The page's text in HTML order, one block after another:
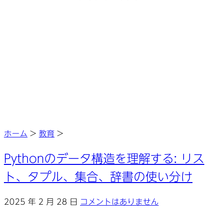
ホーム > 教育 >
Pythonのデータ構造を理解する: リス
ト、タプル、集合、辞書の使い分け
2025 年 2 月 28 日 コメントはありません